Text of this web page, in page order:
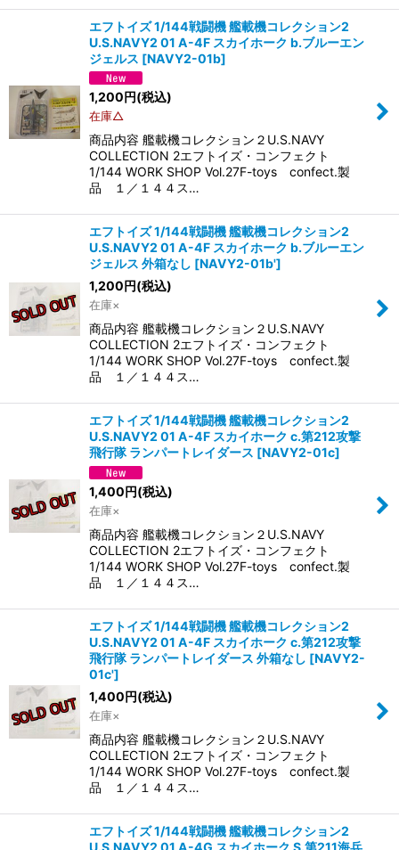
エフトイズ 1/144戦闘機 艦載機コレクション2
U.S.NAVY2 01 A-4F スカイホーク b.ブルーエン
ジェルス [NAVY2-01b]
1,200円(税込)
在庫△
商品内容 艦載機コレクション２U.S.NAVY
COLLECTION 2エフトイズ・コンフェクト
1/144 WORK SHOP Vol.27F-toys confect.製
品 １／１４４ス…
エフトイズ 1/144戦闘機 艦載機コレクション2
U.S.NAVY2 01 A-4F スカイホーク b.ブルーエン
ジェルス 外箱なし [NAVY2-01b']
1,200円(税込)
在庫×
商品内容 艦載機コレクション２U.S.NAVY
COLLECTION 2エフトイズ・コンフェクト
1/144 WORK SHOP Vol.27F-toys confect.製
品 １／１４４ス…
エフトイズ 1/144戦闘機 艦載機コレクション2
U.S.NAVY2 01 A-4F スカイホーク c.第212攻撃
飛行隊 ランパートレイダース [NAVY2-01c]
1,400円(税込)
在庫×
商品内容 艦載機コレクション２U.S.NAVY
COLLECTION 2エフトイズ・コンフェクト
1/144 WORK SHOP Vol.27F-toys confect.製
品 １／１４４ス…
エフトイズ 1/144戦闘機 艦載機コレクション2
U.S.NAVY2 01 A-4F スカイホーク c.第212攻撃
飛行隊 ランパートレイダース 外箱なし [NAVY2-
01c']
1,400円(税込)
在庫×
商品内容 艦載機コレクション２U.S.NAVY
COLLECTION 2エフトイズ・コンフェクト
1/144 WORK SHOP Vol.27F-toys confect.製
品 １／１４４ス…
エフトイズ 1/144戦闘機 艦載機コレクション2
U.S.NAVY2 01 A-4G スカイホーク S.第211海兵